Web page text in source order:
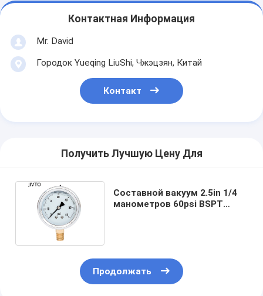
Контактная Информация
Mr. David
Городок Yueqing LiuShi, Чжэцзян, Китай
Контакт
Получить Лучшую Цену Для
Составной вакуум 2.5in 1/4
манометров 60psi BSPT
Продолжать